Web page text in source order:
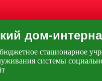
дом-
стационарное
системы